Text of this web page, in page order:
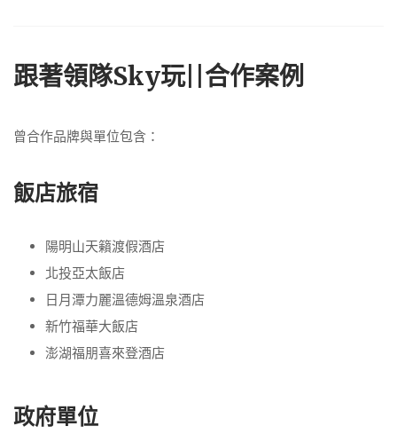
跟著領隊Sky玩||合作案例
曾合作品牌與單位包含：
飯店旅宿
陽明山天籟渡假酒店
北投亞太飯店
日月潭力麗溫德姆溫泉酒店
新竹福華大飯店
澎湖福朋喜來登酒店
政府單位